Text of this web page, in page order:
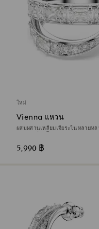
ใหม่
Vienna แหวน
ผสมผสานเหลี่ยมเจียระไนหลายห
5,990 ฿